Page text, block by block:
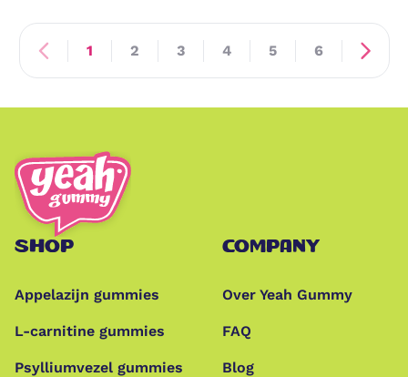
1 2 3 4 5 6
SHOP
Appelazijn gummies
L-carnitine gummies
Psylliumvezel gummies
COMPANY
Over Yeah Gummy
FAQ
Blog